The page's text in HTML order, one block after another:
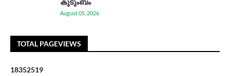
കുടുംബം
August 05, 2026
TOTAL PAGEVIEWS
18352519